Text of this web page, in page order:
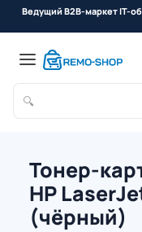
Ведущий B2B-маркет IT-
🔍
Тонер-
HP
(чёрный)